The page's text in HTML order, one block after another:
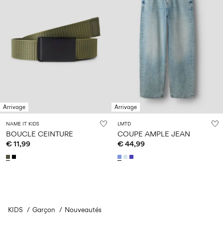
Arrivage
NAME IT KIDS
BOUCLE CEINTURE
€ 11,99
Arrivage
LMTD
COUPE AMPLE JEAN
€ 44,99
Vous avez vu 24 de 186 articles.
KIDS Garçon Nouveautés